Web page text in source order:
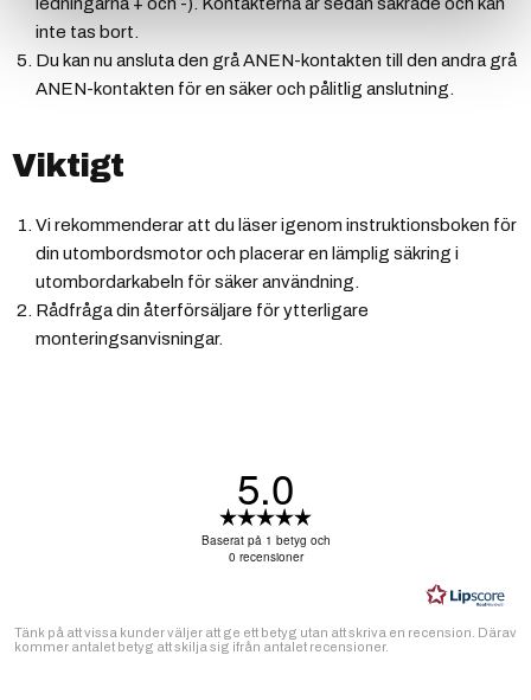
inte tas bort.
Du kan nu ansluta den grå ANEN-kontakten till den andra grå
ANEN-kontakten för en säker och pålitlig anslutning.
Viktigt
Vi rekommenderar att du läser igenom instruktionsboken för
din utombordsmotor och placerar en lämplig säkring i
utombordarkabeln för säker användning.
Rådfråga din återförsäljare för ytterligare
monteringsanvisningar.
5.0
5.0
Baserat på 1 betyg och
0 recensioner
Tänk på att vissa kunder väljer att ge ett betyg utan att skriva en recension. Därav
kommer antalet betyg att skilja sig ifrån antalet recensioner.